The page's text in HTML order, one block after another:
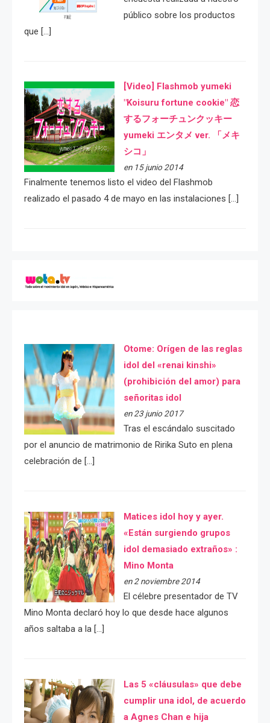
público sobre los productos
que […]
[Video] Flashmob yumeki
"Koisuru fortune cookie" 恋
するフォーチュンクッキー
yumeki エンタメ ver. 「メキ
シコ」
en 15 junio 2014
Finalmente tenemos listo el video del Flashmob
realizado el pasado 4 de mayo en las instalaciones […]
Otome: Orígen de las reglas
idol del «renai kinshi»
(prohibición del amor) para
señoritas idol
en 23 junio 2017
Tras el escándalo suscitado
por el anuncio de matrimonio de Ririka Suto en plena
celebración de […]
Matices idol hoy y ayer.
«Están surgiendo grupos
idol demasiado extraños» :
Mino Monta
en 2 noviembre 2014
El célebre presentador de TV
Mino Monta declaró hoy lo que desde hace algunos
años saltaba a la […]
Las 5 «cláusulas» que debe
cumplir una idol, de acuerdo
a Agnes Chan e hija